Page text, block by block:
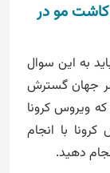
کاشت مو در
به این سوال
کووید - 19 در سراسر جهان گسترش
ویروس کرونا
با انجام
دهید.